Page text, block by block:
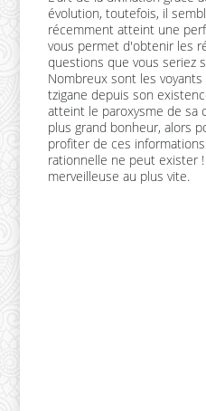
évolution, toutefois, il
récemment atteint une
vous permet d'obtenir les
questions que vous seriez
Nombreux sont les
tzigane depuis son
atteint le paroxysme de sa
plus grand bonheur, alors
profiter de ces
rationnelle ne peut exister
merveilleuse au plus vite.